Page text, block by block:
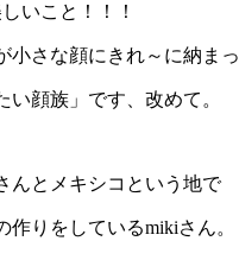
いこと！！！
小さな顔にきれ～に納まっ
い顔族」です、改めて。
んとメキシコという地で
作りをしているmikiさん。